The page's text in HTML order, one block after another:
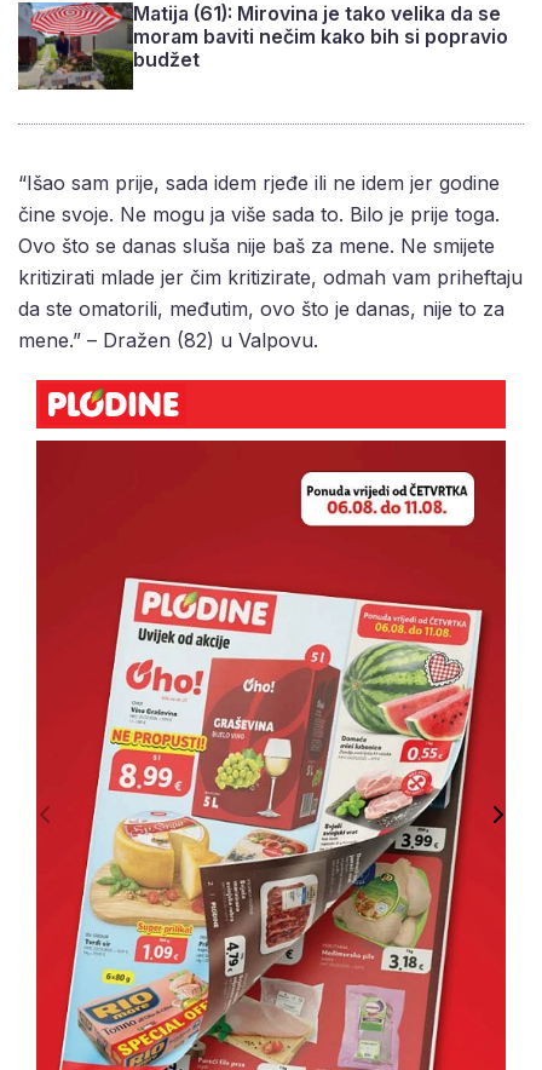
Matija (61): Mirovina je tako velika da se
moram baviti nečim kako bih si popravio
budžet
“Išao sam prije, sada idem rjeđe ili ne idem jer godine
čine svoje. Ne mogu ja više sada to. Bilo je prije toga.
Ovo što se danas sluša nije baš za mene. Ne smijete
kritizirati mlade jer čim kritizirate, odmah vam priheftaju
da ste omatorili, međutim, ovo što je danas, nije to za
mene.” – Dražen (82) u Valpovu.